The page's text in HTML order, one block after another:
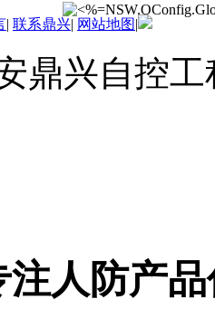
| 联系鼎兴| 网站地图|
鼎兴自控
注人防产